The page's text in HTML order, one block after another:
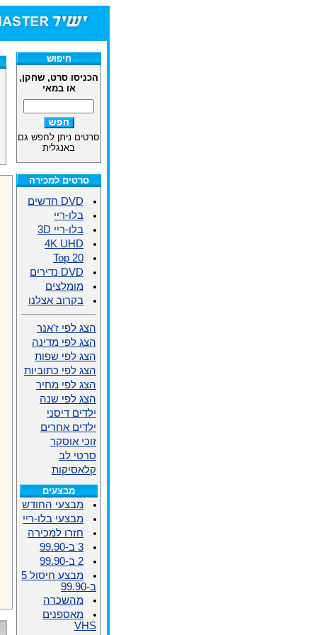
חיפוש
הכניסו סרט, שחקן,
או במאי
סרטים ניתן לחפש גם
באנגלית
סרטים למכירה
DVD חדשים
בלו-ריי
בלו-ריי 3D
4K UHD
Top 20
DVD נדירים
מומלצים
בקרוב אצלנו
הצג לפי ז'אנר
הצג לפי מדינה
הצג לפי שפות
הצג לפי כתוביות
הצג לפי מחיר
הצג לפי שנה
ילדים דיסני
ילדים אחרים
זוכי אוסקר
סרטי לב
קלאסיקות
מבצעים
מבצעי החודש
מבצעי בלו-ריי
חזרו למכירה
3 ב-99.90
2 ב-99.90
מבצע חיסול 5
ב-99.90
מהשכרה
מאספנים
VHS